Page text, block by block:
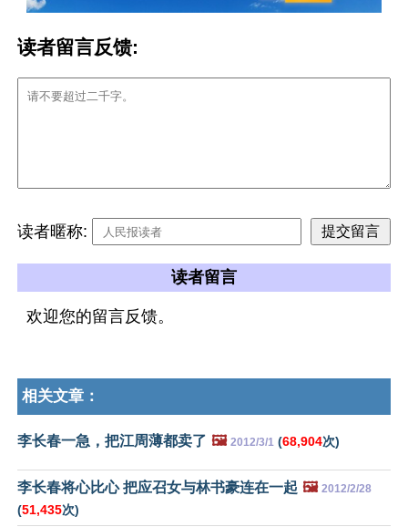
读者留言反馈:
读者暱称:
读者留言
欢迎您的留言反馈。
相关文章：
李长春一急，把江周薄都卖了 🖼️ 2012/3/1 (68,904次)
李长春将心比心 把应召女与林书豪连在一起 🖼️ 2012/2/28
(51,435次)